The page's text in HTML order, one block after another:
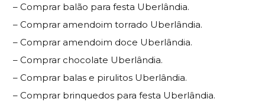
– Comprar balão para festa Uberlândia.
– Comprar amendoim torrado Uberlândia.
– Comprar amendoim doce Uberlândia.
– Comprar chocolate Uberlândia.
– Comprar balas e pirulitos Uberlândia.
– Comprar brinquedos para festa Uberlândia.